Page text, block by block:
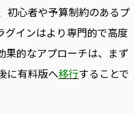
初心者や予算制約のあるプ
グインはより専門的で高度
果的なアプローチは、まず
に有料版へ移行することで